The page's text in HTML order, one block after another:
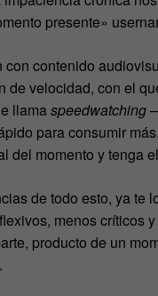
presente»
con contenido
de velocidad, con el
llamaspeedwatching
para consumir
del momento y tenga
de todo esto, ya te
menos críticos
producto de un